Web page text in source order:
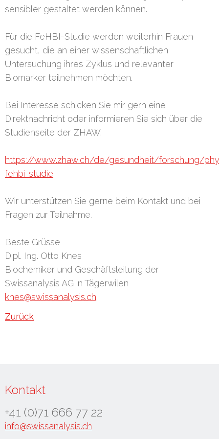
sensibler gestaltet werden können.
Für die FeHBI-Studie werden weiterhin Frauen
gesucht, die an einer wissenschaftlichen
Untersuchung ihres Zyklus und relevanter
Biomarker teilnehmen möchten.
Bei Interesse schicken Sie mir gern eine
Direktnachricht oder informieren Sie sich über die
Studienseite der ZHAW.
https://www.zhaw.ch/de/gesundheit/forschung/
fehbi-studie
Wir unterstützen Sie gerne beim Kontakt und bei
Fragen zur Teilnahme.
Beste Grüsse
Dipl. Ing. Otto Knes
Biochemiker und Geschäftsleitung der
Swissanalysis AG in Tägerwilen
knes@swissanalysis.ch
Zurück
Kontakt
+41 (0)71 666 77 22
info@swissanalysis.ch